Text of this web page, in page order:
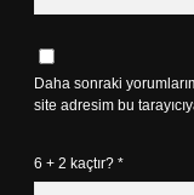
Daha sonraki
site adresim bu
6 + 2 kaçtır? *